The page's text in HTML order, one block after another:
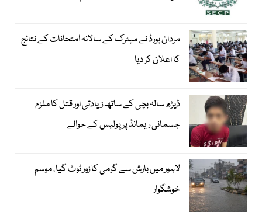
مردان بورڈ نے میٹرک کے سالانہ امتحانات کے نتائج
کا اعلان کر دیا
ڈیڑھ سالہ بچی کے ساتھ زیادتی اور قتل کا ملزم
جسمانی ریمانڈ پر پولیس کے حوالے
لاہور میں بارش سے گرمی کا زور ٹوٹ گیا، موسم
خوشگوار